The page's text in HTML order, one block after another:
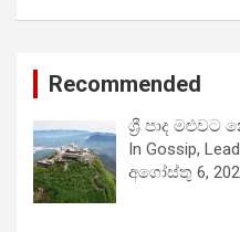
Recommended
ශ්‍රී පාද
In Gossip,
අගෝස්තු 6,